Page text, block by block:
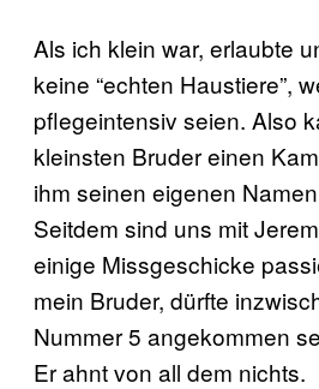
Als ich klein war, erlaubte
keine “echten Haustiere”,
pflegeintensiv seien. Also
kleinsten Bruder einen
ihm seinen eigenen Namen
Seitdem sind uns mit
einige Missgeschicke
mein Bruder, dürfte
Nummer 5 angekommen
Er ahnt von all dem nichts.